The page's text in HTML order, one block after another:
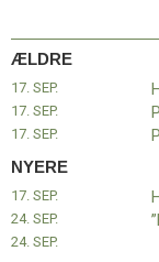
15.0:
Om
BaptistKirken
Kontakt
Næste
indlæg:
tilmelding
Landskonference
ÆLDRE
17. SEP.
17. SEP.
17. SEP.
NYERE
17. SEP.
24. SEP.
24. SEP.